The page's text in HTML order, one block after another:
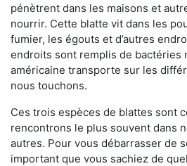
pénètrent dans les maisons et
nourrir. Cette blatte vit dans les
fumier, les égouts et d’autres
endroits sont remplis de bactéries
américaine transporte sur les
nous touchons.
Ces trois espèces de blattes sont
rencontrons le plus souvent dans
autres. Pour vous débarrasser de
important que vous sachiez de